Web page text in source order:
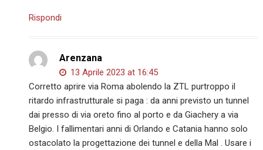
Rispondi
Arenzana
13 Aprile 2023 at 16:45
Corretto aprire via Roma abolendo la ZTL purtroppo il
ritardo infrastrutturale si paga : da anni previsto un tunnel
dai presso di via oreto fino al porto e da Giachery a via
Belgio. I fallimentari anni di Orlando e Catania hanno solo
ostacolato la progettazione dei tunnel e della Mal . Usare i